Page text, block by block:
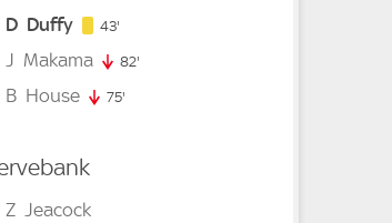
D Duffy 43'
J Makama 82'
B House 75'
Z Jeacock